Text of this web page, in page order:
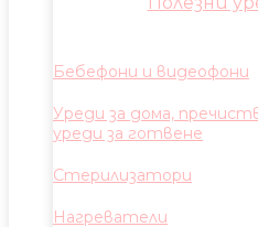
Бебефони и видеофони
Уреди за дома,
уреди за готвене
Стерилизатори
Нагреватели